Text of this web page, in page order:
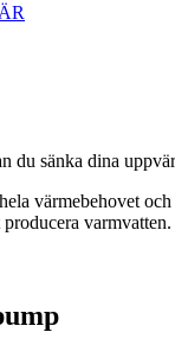
du sänka dina
värmebehovet
varmvatten.